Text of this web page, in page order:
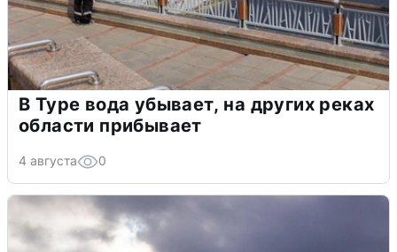
В Туре вода убывает, на других реках
области прибывает
4 августа 0